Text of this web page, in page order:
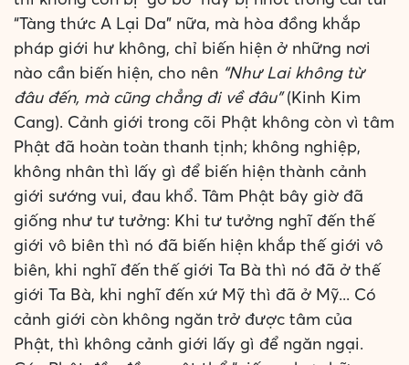
“Tàng thức A Lại Da” nữa, mà hòa đồng khắp
pháp giới hư không, chỉ biến hiện ở những nơi
nào cần biến hiện, cho nên “Như Lai không từ
đâu đến, mà cũng chẳng đi về đâu”(Kinh Kim
Cang). Cảnh giới trong cõi Phật không còn vì tâm
Phật đã hoàn toàn thanh tịnh; không nghiệp,
không nhân thì lấy gì để biến hiện thành cảnh
giới sướng vui, đau khổ. Tâm Phật bây giờ đã
giống như tư tưởng: Khi tư tưởng nghĩ đến thế
giới vô biên thì nó đã biến hiện khắp thế giới vô
biên, khi nghĩ đến thế giới Ta Bà thì nó đã ở thế
giới Ta Bà, khi nghĩ đến xứ Mỹ thì đã ở Mỹ... Có
cảnh giới còn không ngăn trở được tâm của
Phật, thì không cảnh giới lấy gì để ngăn ngại.